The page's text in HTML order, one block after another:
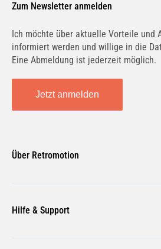
C 350 (203.756) | 200 KW / 272 PS |
bis 05/2008
Zum Newsletter anmelden
Ich möchte über aktuelle Vorteile und
informiert werden und willige in die
Eine Abmeldung ist jederzeit möglich.
Jetzt anmelden
Über Retromotion
Unsere Jobs
Magazin
Hilfe & Support